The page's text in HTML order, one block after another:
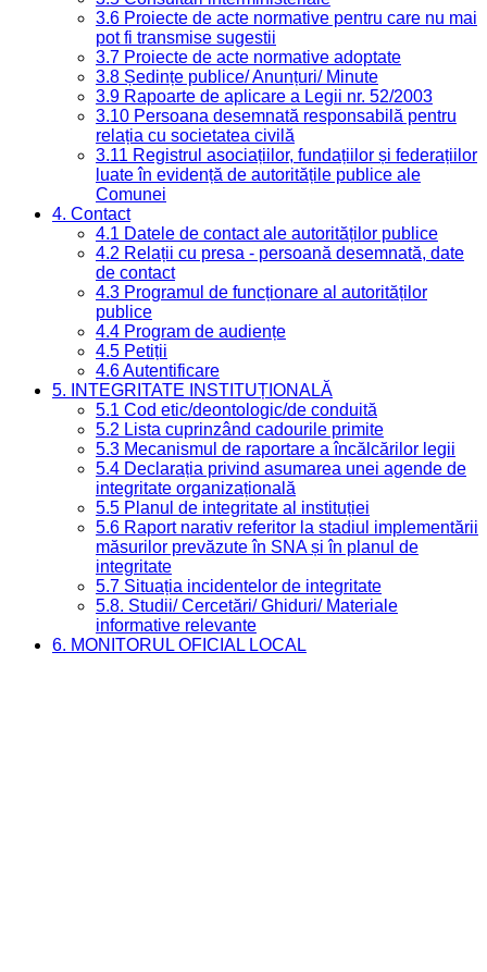
3.6 Proiecte de acte normative pentru care nu mai
pot fi transmise sugestii
3.7 Proiecte de acte normative adoptate
3.8 Ședințe publice/ Anunțuri/ Minute
3.9 Rapoarte de aplicare a Legii nr. 52/2003
3.10 Persoana desemnată responsabilă pentru
relația cu societatea civilă
3.11 Registrul asociațiilor, fundațiilor și federațiilor
luate în evidență de autoritățile publice ale
Comunei
4. Contact
4.1 Datele de contact ale autorităților publice
4.2 Relații cu presa - persoană desemnată, date
de contact
4.3 Programul de funcționare al autorităților
publice
4.4 Program de audiențe
4.5 Petiții
4.6 Autentificare
5. INTEGRITATE INSTITUȚIONALĂ
5.1 Cod etic/deontologic/de conduită
5.2 Lista cuprinzând cadourile primite
5.3 Mecanismul de raportare a încălcărilor legii
5.4 Declarația privind asumarea unei agende de
integritate organizațională
5.5 Planul de integritate al instituției
5.6 Raport narativ referitor la stadiul implementării
măsurilor prevăzute în SNA și în planul de
integritate
5.7 Situația incidentelor de integritate
5.8. Studii/ Cercetări/ Ghiduri/ Materiale
informative relevante
6. MONITORUL OFICIAL LOCAL